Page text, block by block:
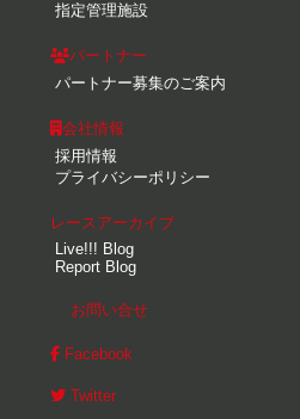
指定管理施設
パートナー
パートナー募集のご案内
会社情報
採用情報
プライバシーポリシー
レースアーカイブ
Live!!! Blog
Report Blog
お問い合せ
Facebook
Twitter